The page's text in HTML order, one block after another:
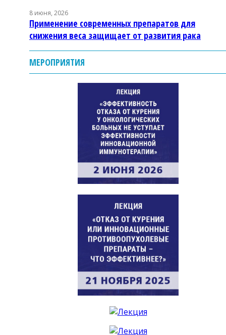
8 июня, 2026
Применение современных препаратов для
снижения веса защищает от развития рака
МЕРОПРИЯТИЯ